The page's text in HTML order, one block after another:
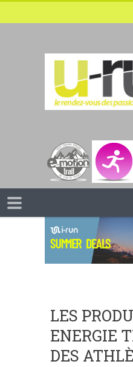
LES
ENERGIE
DES